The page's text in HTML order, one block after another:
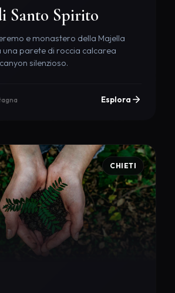
Santo Spirito
e monastero della Majella
parete di roccia calcarea
silenzioso.
Esplora
CHIETI